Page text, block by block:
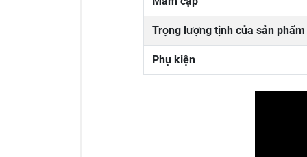
Trọng lượng tịnh của sản phẩm
Phụ kiện